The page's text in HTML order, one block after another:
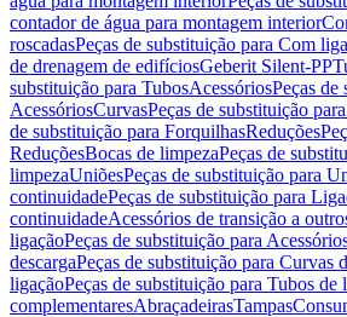
contador de água para montagem interior
roscadasPeças de substituição para Com
de drenagem de edifíciosGeberit Silent-PP
substituição para TubosAcessóriosPeças de
AcessóriosCurvasPeças de substituição
de substituição para ForquilhasReduções
ReduçõesBocas de limpezaPeças de
limpezaUniõesPeças de substituição para
continuidadePeças de substituição para
continuidadeAcessórios de transição a
ligaçãoPeças de substituição para
descargaPeças de substituição para Curvas
ligaçãoPeças de substituição para Tubos de
complementaresAbraçadeirasTampas